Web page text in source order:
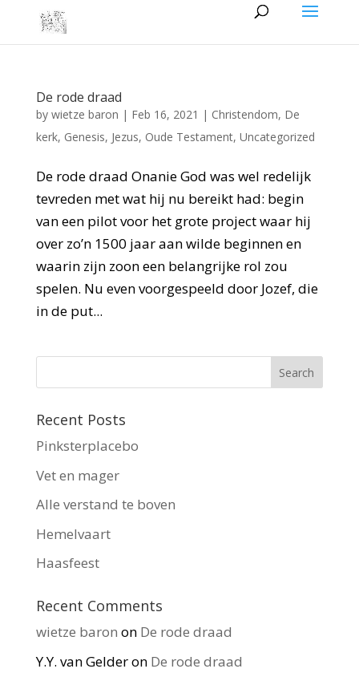
De rode draad
by wietze baron | Feb 16, 2021 | Christendom, De
kerk, Genesis, Jezus, Oude Testament, Uncategorized
De rode draad Onanie God was wel redelijk
tevreden met wat hij nu bereikt had: begin
van een pilot voor het grote project waar hij
over zo’n 1500 jaar aan wilde beginnen en
waarin zijn zoon een belangrijke rol zou
spelen. Nu even voorgespeeld door Jozef, die
in de put...
Recent Posts
Pinksterplacebo
Vet en mager
Alle verstand te boven
Hemelvaart
Haasfeest
Recent Comments
wietze baron on De rode draad
Y.Y. van Gelderon De rode draad